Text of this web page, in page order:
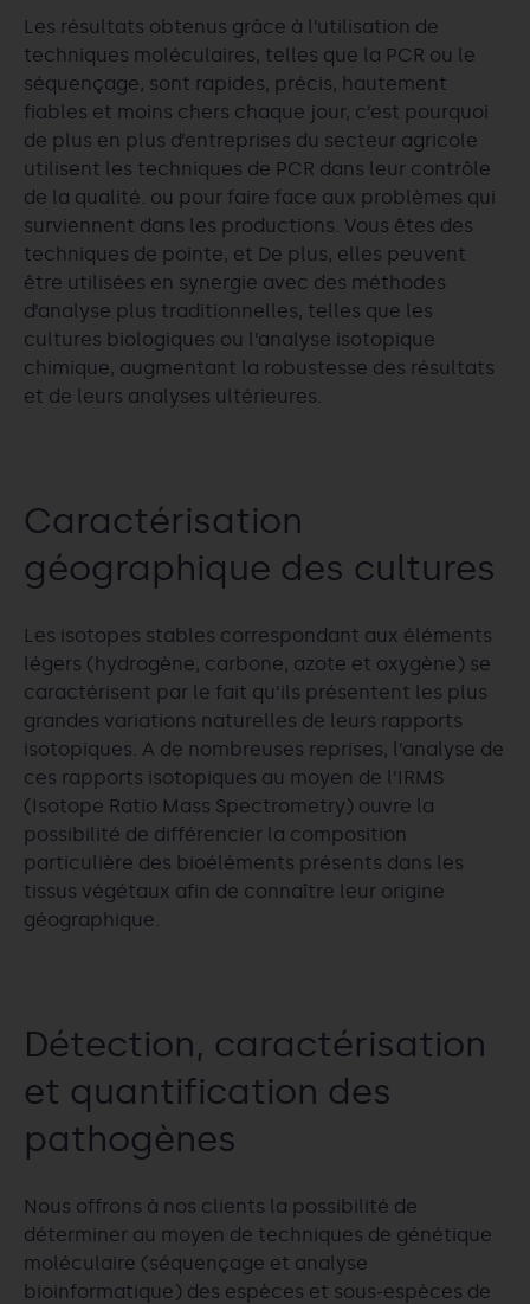
Les résultats obtenus grâce à l’utilisation de
techniques moléculaires, telles que la PCR ou le
séquençage, sont rapides, précis, hautement
fiables et moins chers chaque jour, c’est pourquoi
de plus en plus d’entreprises du secteur agricole
utilisent les techniques de PCR dans leur contrôle
de la qualité. ou pour faire face aux problèmes qui
surviennent dans les productions. Vous êtes des
techniques de pointe, et De plus, elles peuvent
être utilisées en synergie avec des méthodes
d’analyse plus traditionnelles, telles que les
cultures biologiques ou l’analyse isotopique
chimique, augmentant la robustesse des résultats
et de leurs analyses ultérieures.
Caractérisation
géographique des cultures
Les isotopes stables correspondant aux éléments
légers (hydrogène, carbone, azote et oxygène) se
caractérisent par le fait qu’ils présentent les plus
grandes variations naturelles de leurs rapports
isotopiques. A de nombreuses reprises, l’analyse de
ces rapports isotopiques au moyen de l’IRMS
(Isotope Ratio Mass Spectrometry) ouvre la
possibilité de différencier la composition
particulière des bioéléments présents dans les
tissus végétaux afin de connaître leur origine
géographique.
Détection, caractérisation
et quantification des
pathogènes
Nous offrons à nos clients la possibilité de
déterminer au moyen de techniques de génétique
moléculaire (séquençage et analyse
bioinformatique) des espèces et sous-espèces de